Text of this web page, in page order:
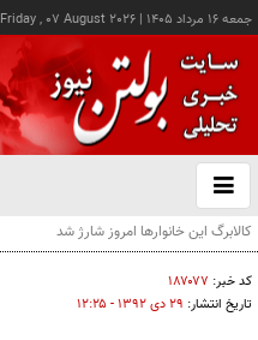
جمعه ۱۶ مرداد ۱۴۰۵ |
Friday , 07 August 2026
باز
و
کد خبر: ۱۸۷۰۷۷
تاریخ انتشار: ۲۹ دی ۱۳۹۲ - ۱۲:۲۵